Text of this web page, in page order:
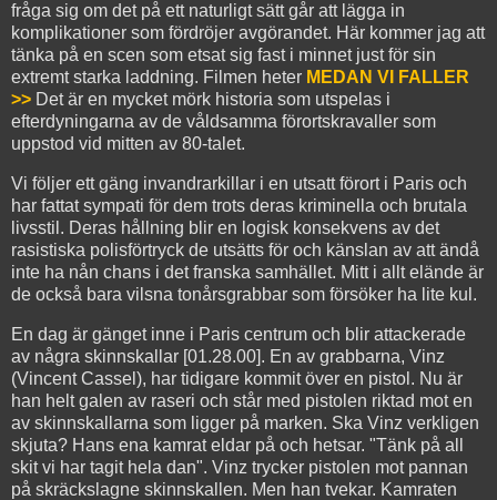
fråga sig om det på ett naturligt sätt går att lägga in
komplikationer som fördröjer avgörandet. Här kommer jag att
tänka på en scen som etsat sig fast i minnet just för sin
extremt starka laddning. Filmen heter MEDAN VI FALLER
>> Det är en mycket mörk historia som utspelas i
efterdyningarna av de våldsamma förortskravaller som
uppstod vid mitten av 80-talet.
Vi följer ett gäng invandrarkillar i en utsatt förort i Paris och
har fattat sympati för dem trots deras kriminella och brutala
livsstil. Deras hållning blir en logisk konsekvens av det
rasistiska polisförtryck de utsätts för och känslan av att ändå
inte ha nån chans i det franska samhället. Mitt i allt elände är
de också bara vilsna tonårsgrabbar som försöker ha lite kul.
En dag är gänget inne i Paris centrum och blir attackerade
av några skinnskallar [01.28.00]. En av grabbarna, Vinz
(Vincent Cassel), har tidigare kommit över en pistol. Nu är
han helt galen av raseri och står med pistolen riktad mot en
av skinnskallarna som ligger på marken. Ska Vinz verkligen
skjuta? Hans ena kamrat eldar på och hetsar. "Tänk på all
skit vi har tagit hela dan". Vinz trycker pistolen mot pannan
på skräckslagne skinnskallen. Men han tvekar. Kamraten